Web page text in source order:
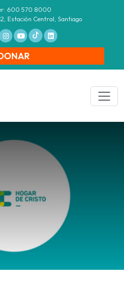
600 570 8000
Estación Central, Santiago